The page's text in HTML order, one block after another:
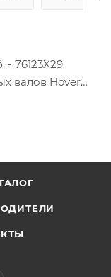
- 76123X29
валов Hover